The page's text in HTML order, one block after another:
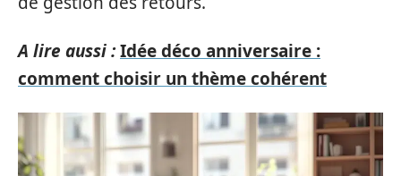
A lire aussi :Idée déco anniversaire :
comment choisir un thème cohérent